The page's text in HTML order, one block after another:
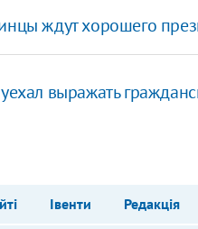
ждут хорошего
выражать
Івенти Редакція